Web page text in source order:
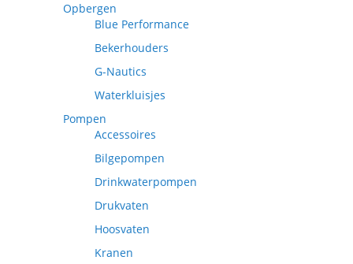
Opbergen
Blue Performance
Bekerhouders
G-Nautics
Waterkluisjes
Pompen
Accessoires
Bilgepompen
Drinkwaterpompen
Drukvaten
Hoosvaten
Kranen